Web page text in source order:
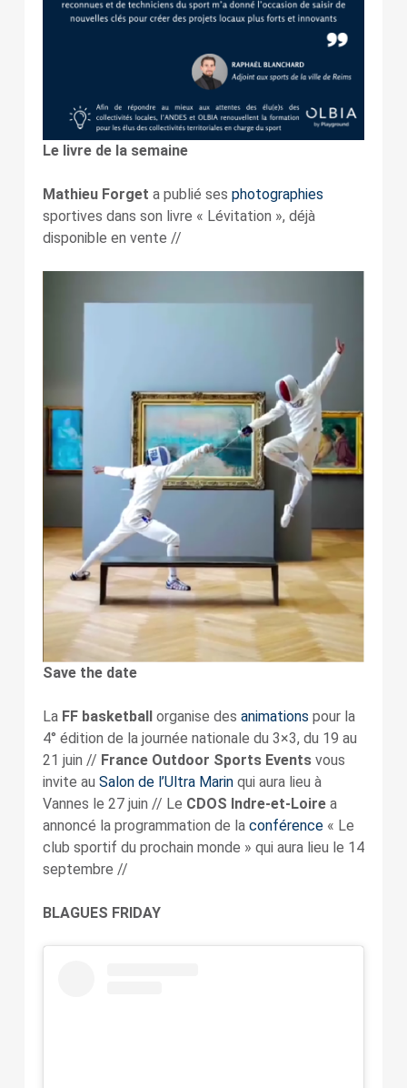
Le livre de la semaine
Mathieu Forget a publié ses photographies
sportives dans son livre « Lévitation », déjà
disponible en vente //
Save the date
La FF basketball organise des animations pour la
4° édition de la journée nationale du 3×3, du 19 au
21 juin // France Outdoor Sports Eventsvous
invite au Salon de l’Ultra Marin qui aura lieu à
Vannes le 27 juin // Le CDOS Indre-et-Loirea
annoncé la programmation de la conférence« Le
club sportif du prochain monde » qui aura lieu le 14
septembre //
BLAGUES FRIDAY